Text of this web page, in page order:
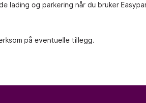
lading og parkering når du bruker
på eventuelle tillegg.